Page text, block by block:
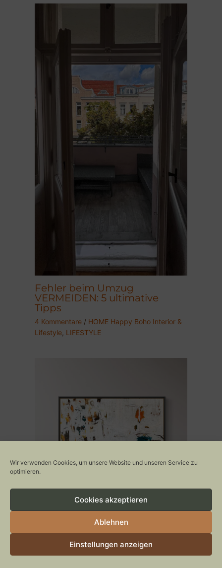
Wir verwenden Cookies, um unsere Website und unseren Service zu
optimieren.
Cookies akzeptieren
Ablehnen
Einstellungen anzeigen
Fehler beim Umzug
VERMEIDEN: 5 ultimative
Tipps
4 Kommentare / HOME Happy Boho Interior &
Lifestyle LIFESTYLE